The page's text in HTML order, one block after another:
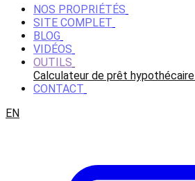
NOS PROPRIÉTÉS
SITE COMPLET
BLOG
VIDÉOS
OUTILS
Calculateur de prêt hypothécaire
CONTACT
EN